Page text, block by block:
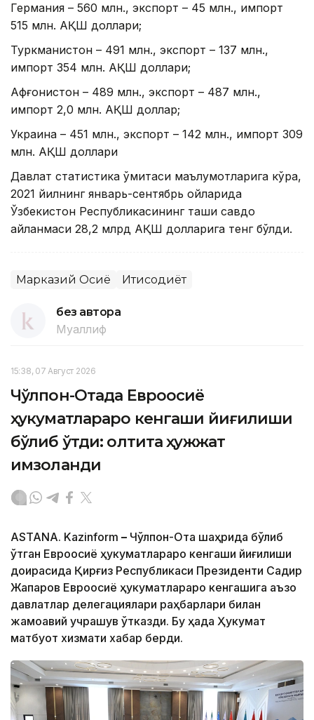
Германия – 560 млн., экспорт – 45 млн., импорт
515 млн. АҚШ доллари;
Туркманистон – 491 млн., экспорт – 137 млн.,
импорт 354 млн. АҚШ доллари;
Афғонистон – 489 млн., экспорт – 487 млн.,
импорт 2,0 млн. АҚШ доллар;
Украина – 451 млн., экспорт – 142 млн., импорт 309
млн. АҚШ доллари
Давлат статистика қўмитаси маълумотларига кўра,
2021 йилнинг январь-сентябрь ойларида
Ўзбекистон Республикасининг ташқи савдо
айланмаси 28,2 млрд АҚШ долларига тенг бўлди.
Марказий Осиё Иқтисодиёт
без автора
Муаллиф
15:38, 07 Август 2026
Чўлпон-Отада Евроосиё
ҳукуматлараро кенгаши йиғилиши
бўлиб ўтди: олтита ҳужжат
имзоланди
ASTANA. Kazinform – Чўлпон-Ота шаҳрида бўлиб
ўтган Евроосиё ҳукуматлараро кенгаши йиғилиши
доирасида Қирғиз Республикаси Президенти Садир
Жапаров Евроосиё ҳукуматлараро кенгашига аъзо
давлатлар делегациялари раҳбарлари билан
жамоавий учрашув ўтказди. Бу ҳақда Ҳукумат
матбуот хизмати хабар берди.